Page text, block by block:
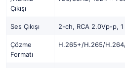
Çıkışı
Ses Çıkışı 2-ch, RCA 2.0Vp-p, 1
Çözme
Formatı
H.265+/H.265/